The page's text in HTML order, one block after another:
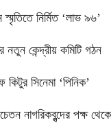
নির্মিত ‘লাভ ৯৬’
নতুন কেন্দ্রীয় কমিটি গঠন
সিনেমা ‘পিনিক’
নাগরিকবৃন্দের পক্ষ